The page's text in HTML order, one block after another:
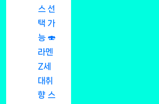
스 선
택 가
능 🍣
라멘
Z세
대취
향 스